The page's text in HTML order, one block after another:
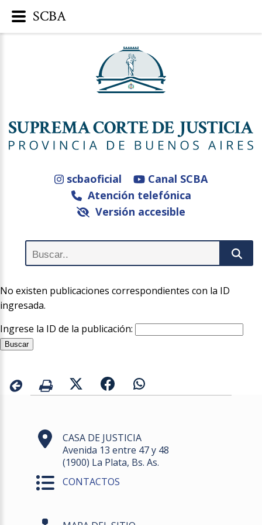
scbaoficial
Canal SCBA
Atención telefónica
Versión accesible
No existen publicaciones correspondientes con la ID
ingresada.
Ingrese la ID de la publicación:
CASA DE JUSTICIA
Avenida 13 entre 47 y 48
(1900) La Plata, Bs. As.
CONTACTOS
SCBA